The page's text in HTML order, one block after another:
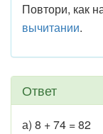
Повтори, как
вычитании.
Ответ
а) 8 + 74 = 82